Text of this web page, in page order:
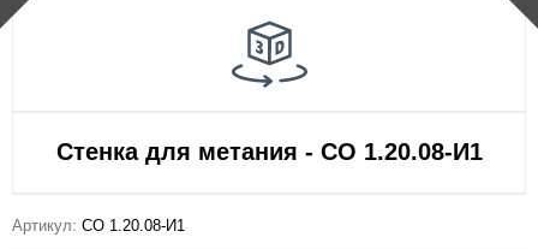
Стенка для метания - СО 1.20.08-И1
Артикул: СО 1.20.08-И1